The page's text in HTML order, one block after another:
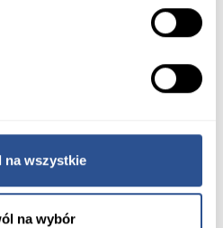
na wszystkie
na wybór